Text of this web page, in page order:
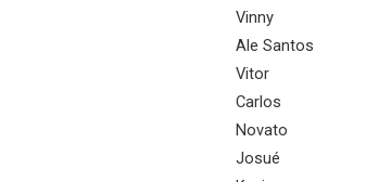
Vinny
Ale Santos
Vitor
Carlos
Novato
Josué